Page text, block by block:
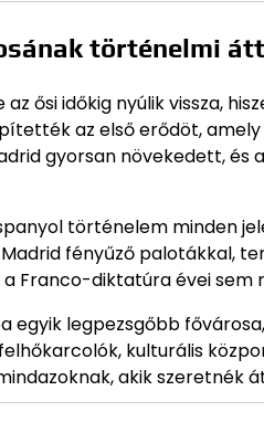
történelmi
ősi időkig nyúlik vissza,
az első erődöt,
gyorsan növekedett, és
történelem minden
fényűző palotákkal,
Franco-diktatúra évei sem
egyik legpezsgőbb
kulturális
akik szeretnék